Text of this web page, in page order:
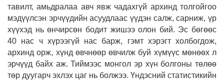
тавилт, амьдралаа авч явж чадахгүй архинд толгойгоо
мэдүүлсэн эрчүүдийн асуудлаас үүдэн салж, сарниж, үр
хүүхэд нь өнчирсөн бодит жишээ олон бий. Эс бөгөөс
40 нас ч хүрээгүй нас барж, гэмт хэрэгт холбогдож,
архинд орж, хүнд өвчнөөр өвчилж буй хүмүүс мөнөөх л
эрчүүд байх аж. Тиймээс монгол эр хүн болгоны төлөө
төр дуугарч эхлэх цаг нь болжээ. Үндэсний статистикийн